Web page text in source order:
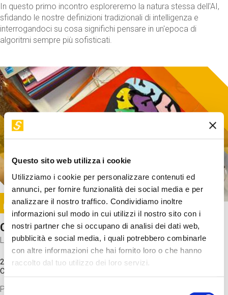
Questo sito web utilizza i cookie
Utilizziamo i cookie per personalizzare contenuti ed
annunci, per fornire funzionalità dei social media e per
analizzare il nostro traffico. Condividiamo inoltre
informazioni sul modo in cui utilizzi il nostro sito con i
nostri partner che si occupano di analisi dei dati web,
pubblicità e social media, i quali potrebbero combinarle
con altre informazioni che hai fornito loro o che hanno
raccolto dal tuo utilizzo dei loro servizi.
Selezione
In questo primo incontro esploreremo la natura stessa dell'AI,
sfidando le nostre definizioni tradizionali di intelligenza e
interrogandoci su cosa significhi pensare in un'epoca di
algoritmi sempre più sofisticati.
Image
SUNDAY@STEP
Come funziona il cervello?
Laboratorio
20 Set 2026 / 11:15 - 13:00
Costo
Proveremo a costruire un cervello in cartoncino cercando di